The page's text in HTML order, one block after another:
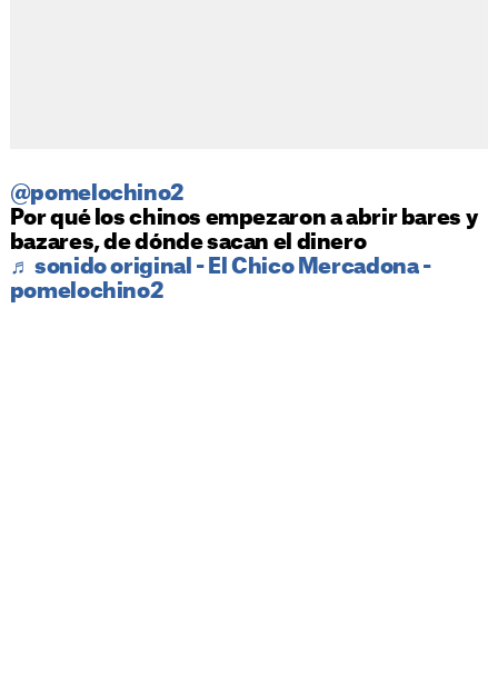
@pomelochino2
Por qué los chinos empezaron a abrir bares y
bazares, de dónde sacan el dinero
♬ sonido original - El Chico Mercadona -
pomelochino2